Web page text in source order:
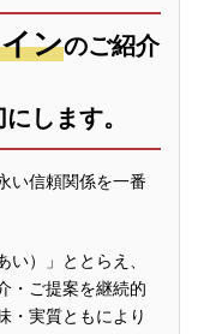
ンのご紹介
します。
い信頼関係を一番
い）」ととらえ、
・ご提案を継続的
・実質ともにより